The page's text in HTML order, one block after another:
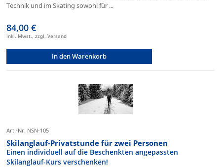
Technik und im Skating sowohl für ...
84,00 €
inkl. Mwst., zzgl. Versand
In den Warenkorb
Art.-Nr. NSN-105
Skilanglauf-Privatstunde für zwei Personen
Einen individuell auf die Beschenkten angepassten
Skilanglauf-Kurs verschenken!